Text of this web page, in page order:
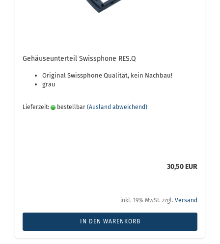
Gehäuseunterteil Swissphone RES.Q
Original Swissphone Qualität, kein Nachbau!
grau
Lieferzeit: bestellbar (Ausland abweichend)
30,50 EUR
inkl. 19% MwSt. zzgl. Versand
IN DEN WARENKORB